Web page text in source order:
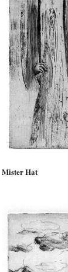
Mister Hat